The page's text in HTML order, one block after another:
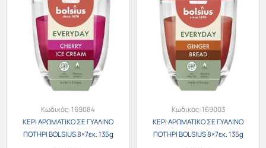
Κωδικός:169084
ΚΕΡΙ ΑΡΩΜΑΤΙΚΟ ΣΕ ΓΥΑΛΙΝΟ
ΠΟΤΗΡΙ BOLSIUS 8×7εκ. 135g
Κωδικός:169003
ΚΕΡΙ ΑΡΩΜΑΤΙΚΟ ΣΕ ΓΥΑΛΙΝΟ
ΠΟΤΗΡΙ BOLSIUS 8×7εκ. 135g